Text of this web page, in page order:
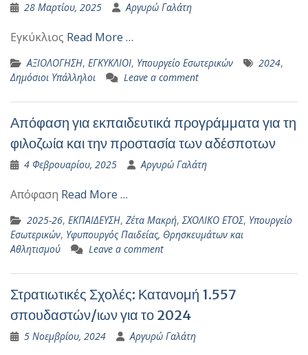
28 Μαρτίου, 2025 Αργυρώ Γαλάτη
Εγκύκλιος Read More …
ΑΞΙΟΛΟΓΗΣΗ, ΕΓΚΥΚΛΙΟΙ, Υπουργείο Εσωτερικών 2024,
Δημόσιοι Υπάλληλοι
Leave a comment
Απόφαση για εκπαιδευτικά προγράμματα για τη
φιλοζωία και την προστασία των αδέσποτων
4 Φεβρουαρίου, 2025 Αργυρώ Γαλάτη
Απόφαση Read More …
2025-26, ΕΚΠΑΙΔΕΥΣΗ, Ζέτα Μακρή,ΣΧΟΛΙΚΟ ΕΤΟΣ, Υπουργείο
Εσωτερικών, Υφυπουργός Παιδείας, Θρησκευμάτων και
Αθλητισμού
Leave a comment
Στρατιωτικές Σχολές: Κατανομή 1.557
σπουδαστών/ιων για το 2024
5 Νοεμβρίου, 2024 Αργυρώ Γαλάτη